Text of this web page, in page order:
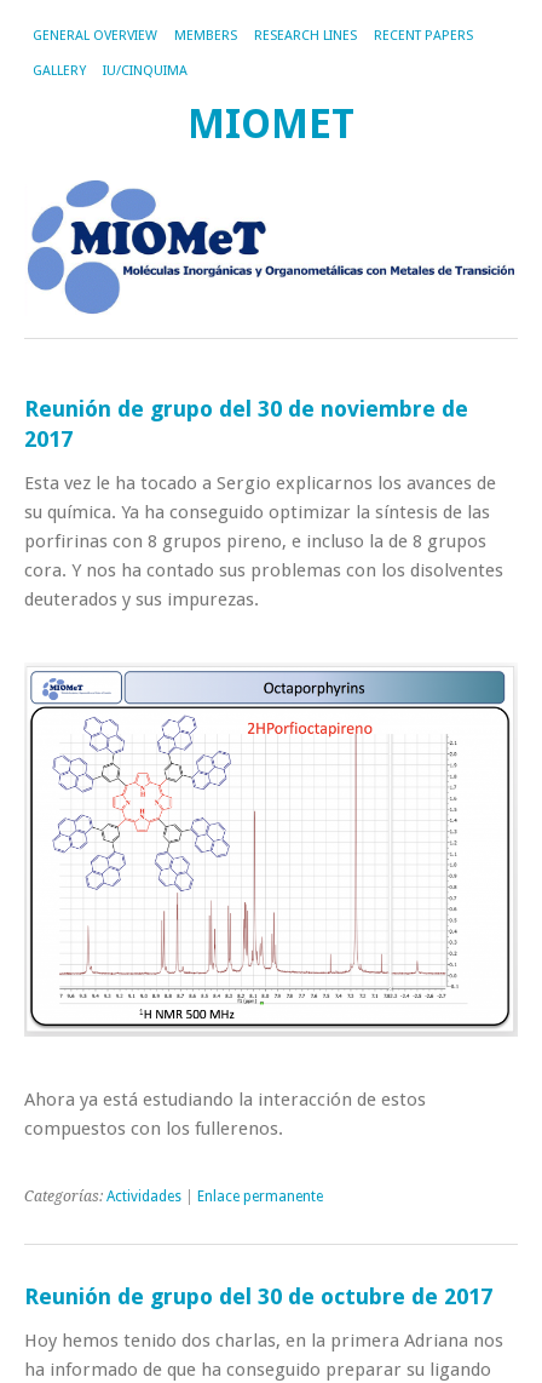
GENERAL OVERVIEW MEMBERS RESEARCH LINES RECENT PAPERS
GALLERY IU/CINQUIMA
MIOMET
Reunión de grupo del 30 de noviembre de
2017
Esta vez le ha tocado a Sergio explicarnos los avances de
su química. Ya ha conseguido optimizar la síntesis de las
porfirinas con 8 grupos pireno, e incluso la de 8 grupos
cora. Y nos ha contado sus problemas con los disolventes
deuterados y sus impurezas.
Ahora ya está estudiando la interacción de estos
compuestos con los fullerenos.
Categorías: Actividades Enlace permanente
Reunión de grupo del 30 de octubre de 2017
Hoy hemos tenido dos charlas, en la primera Adriana nos
ha informado de que ha conseguido preparar su ligando